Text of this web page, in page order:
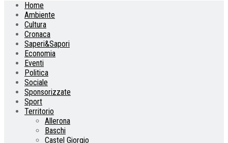
Home
Ambiente
Cultura
Cronaca
Saperi&Sapori
Economia
Eventi
Politica
Sociale
Sponsorizzate
Sport
Territorio
Allerona
Baschi
Castel Giorgio